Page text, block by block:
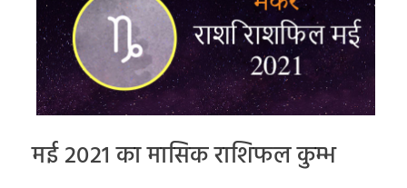
मई 2021 का मासिक राशिफल कुम्भ